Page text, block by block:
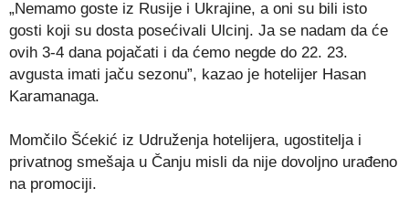
„Nemamo goste iz Rusije i Ukrajine, a oni su bili isto
gosti koji su dosta posećivali Ulcinj. Ja se nadam da će
ovih 3-4 dana pojačati i da ćemo negde do 22. 23.
avgusta imati jaču sezonu”, kazao je hotelijer Hasan
Karamanaga.
Momčilo Šćekić iz Udruženja hotelijera, ugostitelja i
privatnog smešaja u Čanju misli da nije dovoljno urađeno
na promociji.